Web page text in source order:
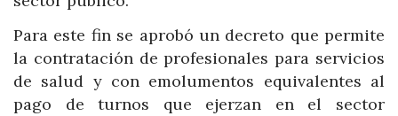
Para este fin se aprobó un decreto que permite
la contratación de profesionales para servicios
de salud y con emolumentos equivalentes al
pago de turnos que ejerzan en el sector